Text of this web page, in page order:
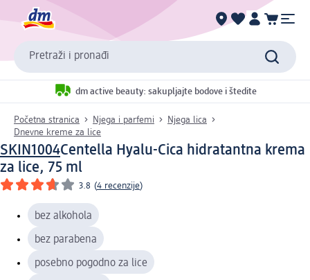
Pretraži i pronađi
dm active beauty: sakupljajte bodove i štedite
Početna stranica Njega i parfemi
Njega lica
Dnevne kreme za lice
SKIN1004Centella Hyalu-Cica hidratantna krema
za lice, 75 ml
3.8 (4 recenzije)
bez alkohola
bez parabena
posebno pogodno za lice